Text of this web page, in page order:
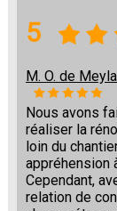
5
M. O. de
Nous avons
réaliser la
loin du
appréhension
Cependant,
relation de